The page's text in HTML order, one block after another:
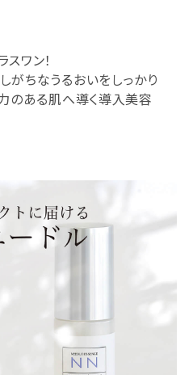
ワン！
がちなうるおいをしっかり
のある肌へ導く導入美容